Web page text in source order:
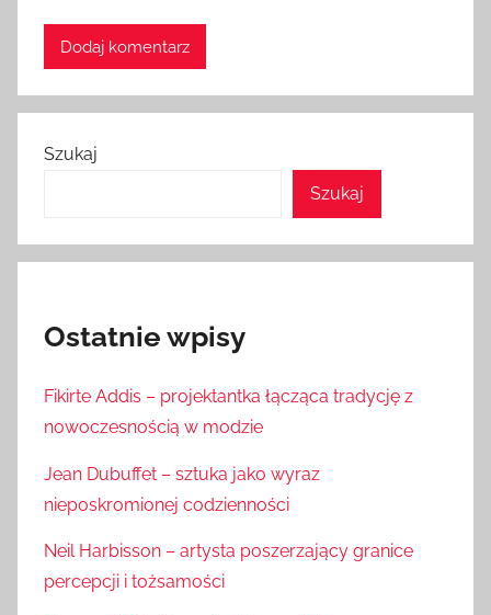
Szukaj
Szukaj
Ostatnie wpisy
Fikirte Addis – projektantka łącząca tradycję z
nowoczesnością w modzie
Jean Dubuffet – sztuka jako wyraz
nieposkromionej codzienności
Neil Harbisson – artysta poszerzający granice
percepcji i tożsamości